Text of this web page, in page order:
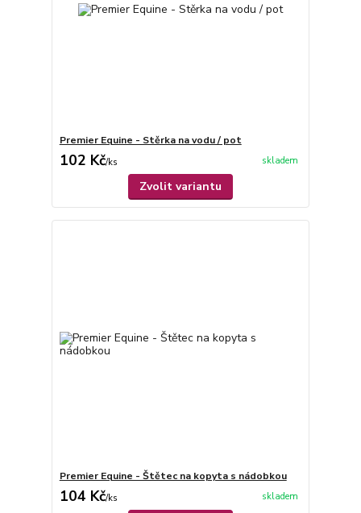
Premier Equine - Stěrka na vodu / pot
102 Kč/ks skladem
Zvolit variantu
Premier Equine - Štětec na kopyta s nádobkou
104 Kč/ks skladem